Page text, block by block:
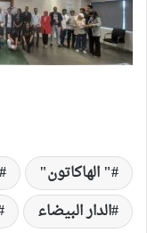
" الهاكاتون"
الدار البيضاء